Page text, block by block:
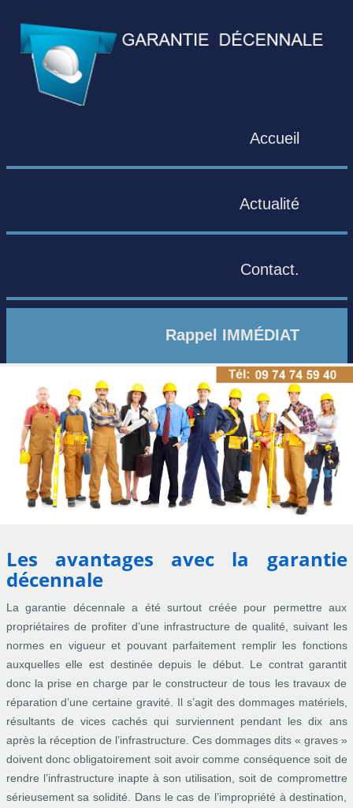
Accueil
Actualité
Contact.
Rappel IMMÉDIAT
Les avantages avec la garantie
décennale
La garantie décennale a été surtout créée pour permettre aux
propriétaires de profiter d’une infrastructure de qualité, suivant les
normes en vigueur et pouvant parfaitement remplir les fonctions
auxquelles elle est destinée depuis le début. Le contrat garantit
donc la prise en charge par le constructeur de tous les travaux de
réparation d’une certaine gravité. Il s’agit des dommages matériels,
résultants de vices cachés qui surviennent pendant les dix ans
après la réception de l’infrastructure. Ces dommages dits « graves »
doivent donc obligatoirement soit avoir comme conséquence soit de
rendre l’infrastructure inapte à son utilisation, soit de compromettre
sérieusement sa solidité. Dans le cas de l’impropriété à destination,